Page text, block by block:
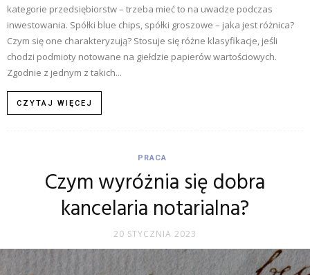
kategorie przedsiębiorstw – trzeba mieć to na uwadze podczas
inwestowania. Spółki blue chips, spółki groszowe – jaka jest różnica?
Czym się one charakteryzują? Stosuje się różne klasyfikacje, jeśli
chodzi podmioty notowane na giełdzie papierów wartościowych.
Zgodnie z jednym z takich...
CZYTAJ WIĘCEJ
PRACA
Czym wyróżnia się dobra
kancelaria notarialna?
20 STYCZNIA 2023